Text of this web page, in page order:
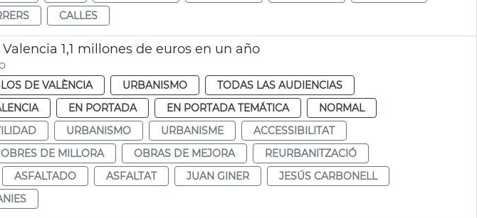
CALLES
1,1 millones de euros en un año
DE VALÈNCIA URBANISMO
TODAS LAS AUDIENCIAS
EN PORTADA EN PORTADA TEMÁTICA
NORMAL
URBANISMO URBANISME
ACCESSIBILITAT
OBRES DE MILLORA OBRAS DE MEJORA
REURBANITZACIÓ
ASFALTADO ASFALTAT JUAN GINER
JESÚS CARBONELL